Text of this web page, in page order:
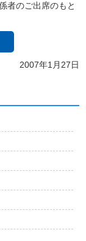
者のご出席のもと
2007年1月27日